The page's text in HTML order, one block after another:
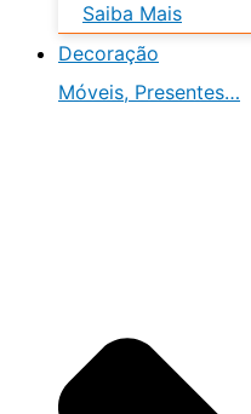
Saiba Mais
Decoração
Móveis, Presentes…